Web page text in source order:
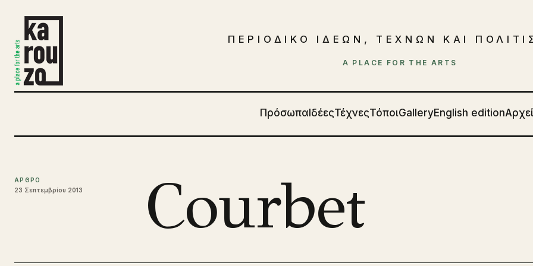
ΠΕΡΙΟΔΙΚΟ ΙΔΕΩΝ, ΤΕΧΝΩΝ ΚΑΙ
A PLACE FOR THE ARTS
Πρόσωπα ΙδέεςΤέχνεςΤόποιGalleryEnglish edition
ΑΡΘΡΟ
23 Σεπτεμβρίου 2013
Courbet